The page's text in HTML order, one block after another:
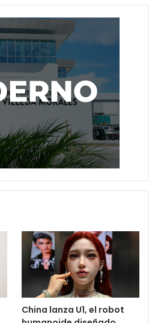
China lanza U1, el robot